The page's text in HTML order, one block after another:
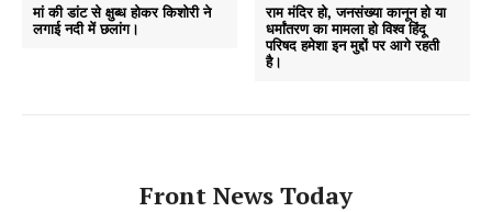
मां की डांट से क्षुब्ध होकर किशोरी ने
लगाई नदी में छलांग।
राम मंदिर हो, जनसंख्या कानून हो या
धर्मांतरण का मामला हो विश्व हिंदू
परिषद हमेशा इन मुद्दों पर आगे रहती
है।
Front News Today